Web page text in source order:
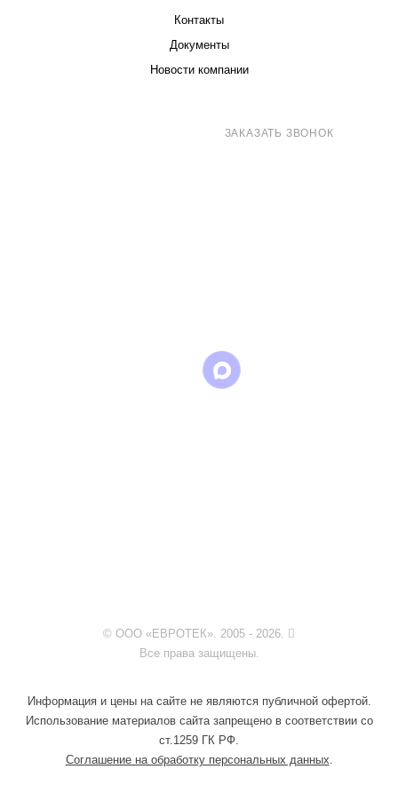
Контакты
Документы
Новости компании
ЗАКАЗАТЬ ЗВОНОК
© ООО «ЕВРОТЕК». 2005 - 2026.
Все права защищены.
Информация и цены на сайте не являются публичной офертой.
Использование материалов сайта запрещено в соответствии со
ст.1259 ГК РФ.
Соглашение на обработку персональных данных